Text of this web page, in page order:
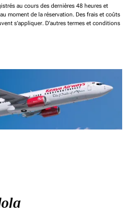
au cours des dernières 48 heures et
moment de la réservation. Des frais et coûts
s'appliquer. D'autres termes et conditions